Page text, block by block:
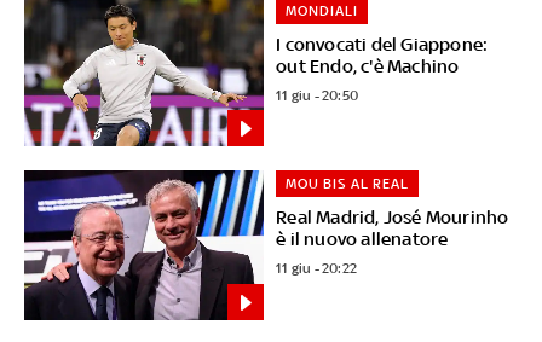
I convocati del Giappone:
out Endo, c'è Machino
MONDIALI
11 giu - 20:50
Real Madrid, José Mourinho
è il nuovo allenatore
MOU BIS AL REAL
11 giu - 20:22